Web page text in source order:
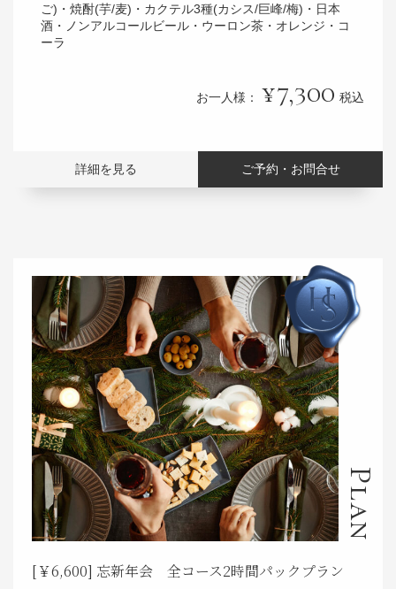
ご)・焼酎(芋/麦)・カクテル3種(カシス/巨峰/梅)・日本
酒・ノンアルコールビール・ウーロン茶・オレンジ・コ
ーラ
お一人様： 7,300 税込
詳細を見る ご予約・お問合せ
Plan
[￥6,600] 忘新年会 全コース2時間パックプラン